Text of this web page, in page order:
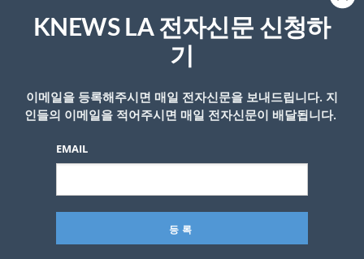
답글 남기기
이메일 주소는 공개되지 않습니다. 필수 필드는 *
로 표시됩니
KNEWS LA 전자신문 신청하
기
이메일을 등록해주시면 매일 전자신문을 보내드립니다. 지
인들의 이메일을 적어주시면 매일 전자신문이 배달됩니다.
EMAIL